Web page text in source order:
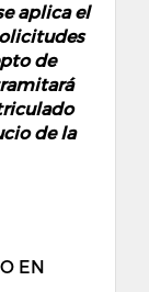
aplica el
de
de la
EN